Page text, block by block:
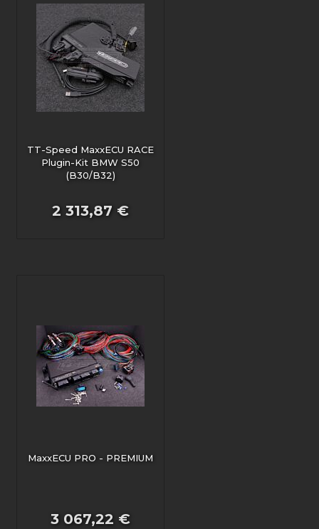
TT-Speed MaxxECU RACE
Plugin-Kit BMW S50
(B30/B32)
2 313,87 €
MaxxECU PRO - PREMIUM
3 067,22 €